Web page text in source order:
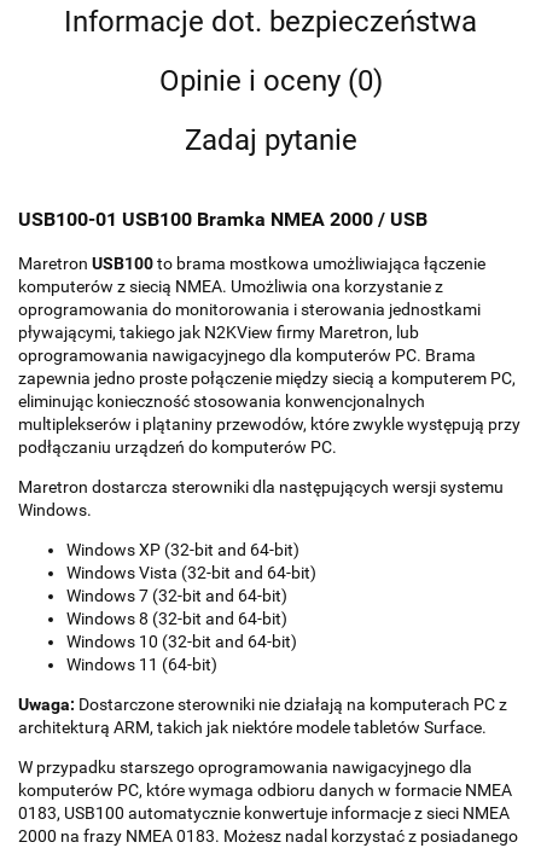
Informacje dot. bezpieczeństwa
Opinie i oceny (0)
Zadaj pytanie
USB100-01 USB100 Bramka NMEA 2000 / USB
Maretron USB100to brama mostkowa umożliwiająca łączenie
komputerów z siecią NMEA. Umożliwia ona korzystanie z
oprogramowania do monitorowania i sterowania jednostkami
pływającymi, takiego jak N2KView firmy Maretron, lub
oprogramowania nawigacyjnego dla komputerów PC. Brama
zapewnia jedno proste połączenie między siecią a komputerem PC,
eliminując konieczność stosowania konwencjonalnych
multiplekserów i plątaniny przewodów, które zwykle występują przy
podłączaniu urządzeń do komputerów PC.
Maretron dostarcza sterowniki dla następujących wersji systemu
Windows.
Windows XP (32-bit and 64-bit)
Windows Vista (32-bit and 64-bit)
Windows 7 (32-bit and 64-bit)
Windows 8 (32-bit and 64-bit)
Windows 10 (32-bit and 64-bit)
Windows 11 (64-bit)
Uwaga: Dostarczone sterowniki nie działają na komputerach PC z
architekturą ARM, takich jak niektóre modele tabletów Surface.
W przypadku starszego oprogramowania nawigacyjnego dla
komputerów PC, które wymaga odbioru danych w formacie NMEA
0183, USB100 automatycznie konwertuje informacje z sieci NMEA
2000 na frazy NMEA 0183. Możesz nadal korzystać z posiadanego